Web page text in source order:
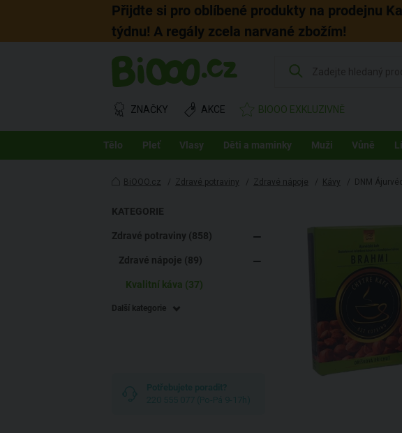
Přijdte si pro oblíbené produkty na prodejnu
týdnu! A regály zcela narvané zbožím!
ZNAČKY AKCE BIOOO EXKLUZIVNĚ
Tělo Pleť Vlasy Děti a maminky Muži Vůně
BiOOO.cz / Zdravé potraviny / Zdravé nápoje / Kávy / DNM
KATEGORIE
Zdravé potraviny (858)
Zdravé nápoje (89)
Kvalitní káva (37)
Další kategorie